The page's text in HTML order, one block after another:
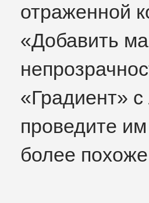
отраженной
«Добавить
«Градиент»
проведите
более